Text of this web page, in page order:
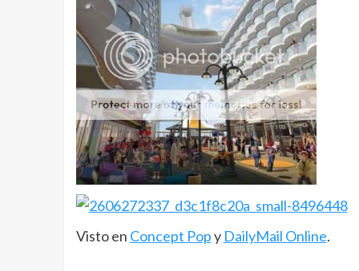
Visto en Concept Popy DailyMail Online.